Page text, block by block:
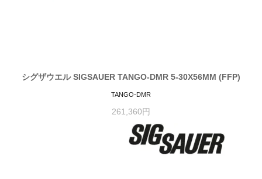
シグザウエル SIGSAUER TANGO-DMR 5-30X56MM (FFP)
TANGO-DMR
261,360円